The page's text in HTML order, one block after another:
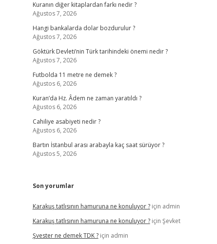
Kuranın diğer kitaplardan farkı nedir ?
Ağustos 7, 2026
Hangi bankalarda dolar bozdurulur ?
Ağustos 7, 2026
Göktürk Devleti’nin Türk tarihindeki önemi nedir ?
Ağustos 7, 2026
Futbolda 11 metre ne demek ?
Ağustos 6, 2026
Kuran’da Hz. Âdem ne zaman yaratıldı ?
Ağustos 6, 2026
Cahiliye asabiyeti nedir ?
Ağustos 6, 2026
Bartın İstanbul arası arabayla kaç saat sürüyor ?
Ağustos 5, 2026
Son yorumlar
Karakuş tatlısının hamuruna ne konuluyor ?için admin
Karakuş tatlısının hamuruna ne konuluyor ?için Şevket
Şvester ne demek TDK ?için admin